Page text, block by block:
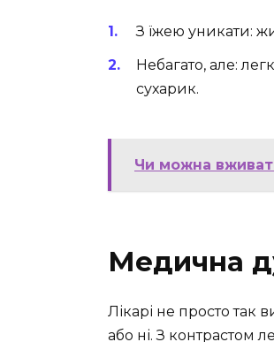
З їжею уникати:
Небагато, але:
сухарик.
Чи можна
Медична
Лікарі не просто так
або ні. З контрастом